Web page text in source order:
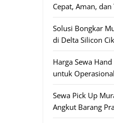
Cepat, Aman,
Solusi Bongkar
di Delta Silicon
Harga Sewa
untuk
Sewa Pick Up
Angkut Barang